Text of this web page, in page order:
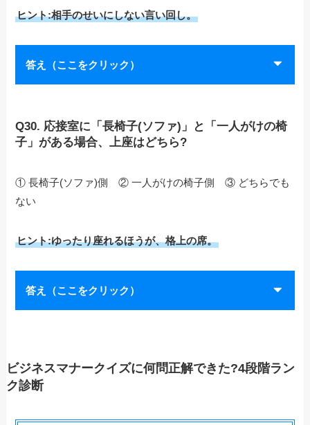
ヒント:相手のせいにしない言い回し。
答え（ここをクリック）
Q30. 応接室に「長椅子(ソファ)」と「一人がけの椅
子」がある場合、上座はどちら?
① 長椅子(ソファ)側 ② 一人がけの椅子側 ③ どちらでも
ない
ヒント:ゆったり座れるほうが、格上の席。
答え（ここをクリック）
ビジネスマナークイズに何問正解できた?4段階ラン
ク診断